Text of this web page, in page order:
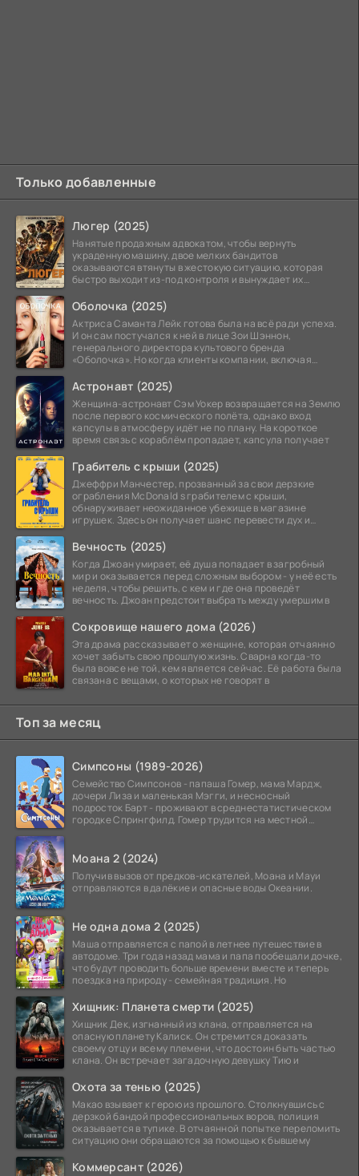
Только добавленные
Люгер (2025)
Нанятые продажным адвокатом, чтобы вернуть
украденную машину, двое мелких бандитов
оказываются втянуты в жестокую ситуацию, которая
быстро выходит из-под контроля и вынуждает их
Оболочка (2025)
Актриса Саманта Лейк готова была на всё ради успеха.
И он сам постучался к ней в лице Зои Шэннон,
генерального директора культового бренда
«Оболочка». Но когда клиенты компании, включая
Астронавт (2025)
Женщина-астронавт Сэм Уокер возвращается на Землю
после первого космического полёта, однако вход
капсулы в атмосферу идёт не по плану. На короткое
время связь с кораблём пропадает, капсула получает
Грабитель с крыши (2025)
Джеффри Манчестер, прозванный за свои дерзкие
ограбления McDonald s грабителем с крыши,
обнаруживает неожиданное убежище в магазине
игрушек. Здесь он получает шанс перевести дух и
Вечность (2025)
Когда Джоан умирает, её душа попадает в загробный
мир и оказывается перед сложным выбором - у неё есть
неделя, чтобы решить, с кем и где она проведёт
вечность. Джоан предстоит выбрать между умершим в
Сокровище нашего дома (2026)
Эта драма рассказывает о женщине, которая отчаянно
хочет забыть свою прошлую жизнь. Сварна когда-то
была вовсе не той, кем является сейчас. Её работа была
связана с вещами, о которых не говорят в
Топ за месяц
Симпсоны (1989-2026)
Семейство Симпсонов - папаша Гомер, мама Мардж,
дочери Лиза и маленькая Мэгги, и несносный
подросток Барт - проживают в среднестатистическом
городке Спрингфилд. Гомер трудится на местной
Моана 2 (2024)
Получив вызов от предков-искателей, Моана и Мауи
отправляются в далёкие и опасные воды Океании.
Не одна дома 2 (2025)
Маша отправляется с папой в летнее путешествие в
автодоме. Три года назад мама и папа пообещали дочке,
что будут проводить больше времени вместе и теперь
поездка на природу - семейная традиция. Но
Хищник: Планета смерти (2025)
Хищник Дек, изгнанный из клана, отправляется на
опасную планету Калиск. Он стремится доказать
своему отцу и всему племени, что достоин быть частью
клана. Он встречает загадочную девушку Тию и
Охота за тенью (2025)
Макао взывает к герою из прошлого. Столкнувшись с
дерзкой бандой профессиональных воров, полиция
оказывается в тупике. В отчаянной попытке переломить
ситуацию они обращаются за помощью к бывшему
Коммерсант (2026)